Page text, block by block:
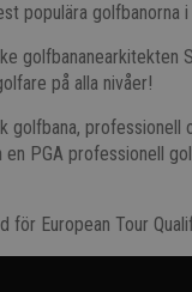
populära golfbanorna i
på alla nivåer!
golfbana,
PGA professionell
för European Tour